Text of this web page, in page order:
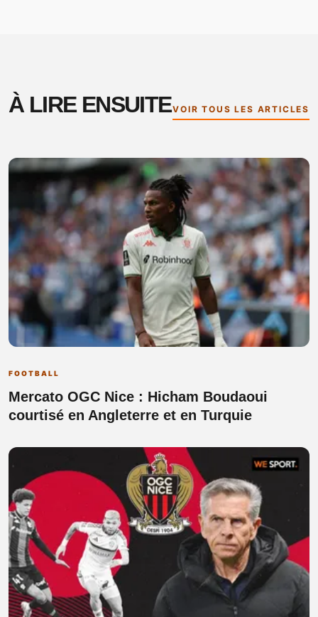
À LIRE ENSUITEVOIR TOUS LES ARTICLES
FOOTBALL
Mercato OGC Nice : Hicham Boudaoui
courtisé en Angleterre et en Turquie